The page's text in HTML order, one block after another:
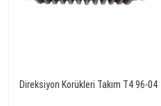
Direksiyon Korükleri Takım T4 96-04